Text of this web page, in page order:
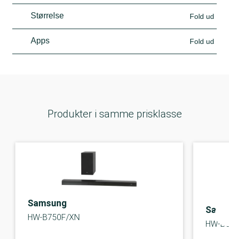
Størrelse Fold ud
Apps Fold ud
Produkter i samme prisklasse
Samsung
HW-B750F/XN
HW-